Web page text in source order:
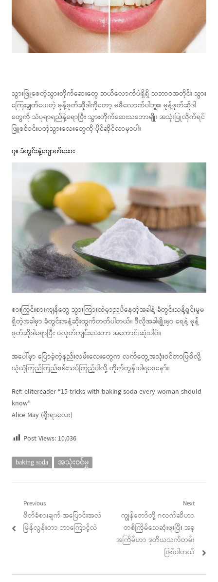
သွားဖြူစေတဲ့သွားတိုက်ဆေးတွေ ဘယ်လောက်ပဲရှိရှိ သဘာဝအတိုင်း သွား
ကြေးချွတ်ပေးတဲ့ မုန့်ဖုတ်ဆိုဒါကိုတော့ မမီလောက်ပါဘူး။ မုန့်ဖုတ်ဆိုဒါ
တွေကို သံပုရာရည်နဲ့ရောပြီး သွားတိုက်ဆေးသဘောမျိုး အသုံးပြုလိုက်ရင်
ဖြူစင်ဝင်းပတဲ့သွားလေးတွေကို ပိုင်ဆိုင်လာမှာပါ။
၇။ ခံတွင်းနံ့ပျောက်ဆေး
စားကြွင်းစားကျန်တွေ သွားကြားထဲမှာညပ်နေတဲ့အခါနဲ့ ခံတွင်းသန့်ရှင်းမှုမ
ရှိတဲ့အခါမှာ ခံတွင်းအနံ့ဆိုးထွက်တတ်ပါတယ်။ ဒီလိုအခါမျိုးမှာ ရေနဲ့ မုန့်
ဖုတ်ဆိုဒါရောပြီး ပလုတ်ကျင်းပေးတာ အကောင်းဆုံးပါပဲ။
အပေါ်မှာ ပြောခဲ့တဲ့နည်းလမ်းလေးတွေက လက်တွေ့အသုံးဝင်တာဖြစ်လို့
ယုံယုံကြည်ကြည်စမ်းသပ်ကြည့်ပါလို့ တိုက်တွန်းပါရစေနော်။
Ref: elitereader “15 tricks with baking soda every woman should
know”
Alice May (ရိုးရာလေး)
Post Views: 10,036
baking soda အသုံးဝင်မှု
Post
navigation
Previous
Previous
post:
စိတ်ခံစားချက် အပြောင်းအလဲ
မြန်လွန်းတာ ဘာကြောင့်လဲ
Next
Next
post:
ကျွန်တော်တို့ ဂလက်ဆီဟာ
တစ်ကြိမ်သေဆုံးဖူးပြီး အခု
အကြိမ်ဟာ ဒုတိယသက်တမ်း
ဖြစ်ပါတယ်